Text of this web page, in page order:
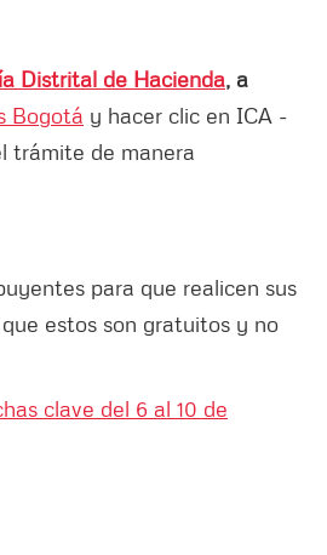
Distrital de Hacienda, a
Bogotá y hacer clic en ICA -
trámite de manera
para que realicen sus
estos son gratuitos y no
clave del 6 al 10 de